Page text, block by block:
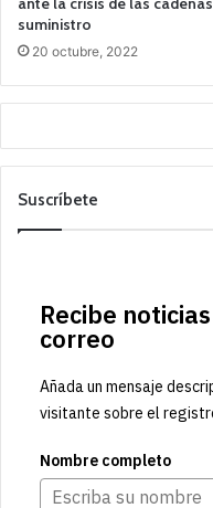
suministro
20 octubre, 2022
Suscríbete
Recibe
correo
Añada un mensaje
visitante sobre el
Nombre completo